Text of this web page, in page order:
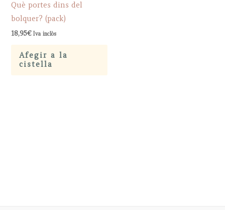
Què portes dins del
bolquer? (pack)
18,95€ Iva inclòs
Afegir a la
cistella